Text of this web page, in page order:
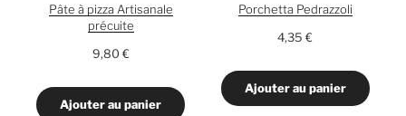
Pâte à pizza Artisanale
précuite
9,80 €
Ajouter au panier
Porchetta Pedrazzoli
4,35€
Ajouter au panier